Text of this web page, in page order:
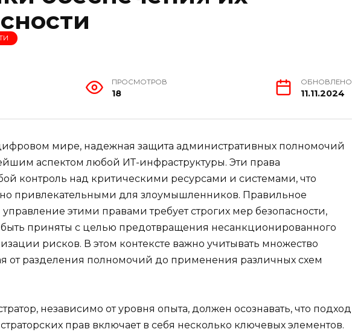
ПРОСМОТРОВ
18
ОБНОВЛЕНО
11.11.2024
мире, надежная защита административных полномочий
аспектом любой ИТ-инфраструктуры. Эти права
контроль над критическими ресурсами и системами, что
привлекательными для злоумышленников. Правильное
этими правами требует строгих мер безопасности,
приняты с целью предотвращения несанкционированного
рисков. В этом контексте важно учитывать множество
от разделения полномочий до применения различных схем
независимо от уровня опыта, должен осознавать, что подход
прав включает в себя несколько ключевых элементов.